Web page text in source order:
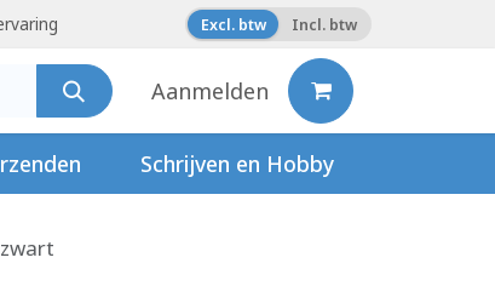
Excl. btw Incl. btw
Aanmelden
Schrijven en Hobby